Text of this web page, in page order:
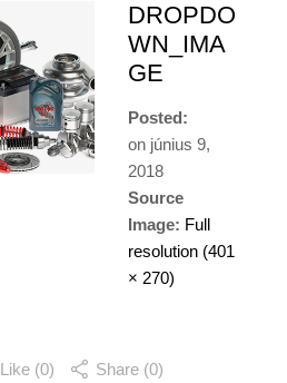
DROPDO
WN_IMA
GE
Posted:
on június 9,
2018
Source
Image: Full
resolution (401
× 270)
Like (0) Share (0)